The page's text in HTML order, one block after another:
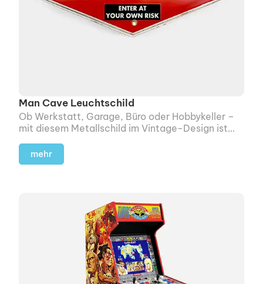
Man Cave Leuchtschild
Ob Werkstatt, Garage, Büro oder Hobbykeller –
mit diesem Metallschild im Vintage-Design ist
beginnt.
mehr